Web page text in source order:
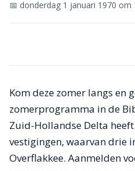
📅 donderdag 1 januari 1970 om
Kom deze zomer langs en
zomerprogramma in de
Zuid-Hollandse Delta
vestigingen, waarvan drie
Overflakkee. Aanmelden